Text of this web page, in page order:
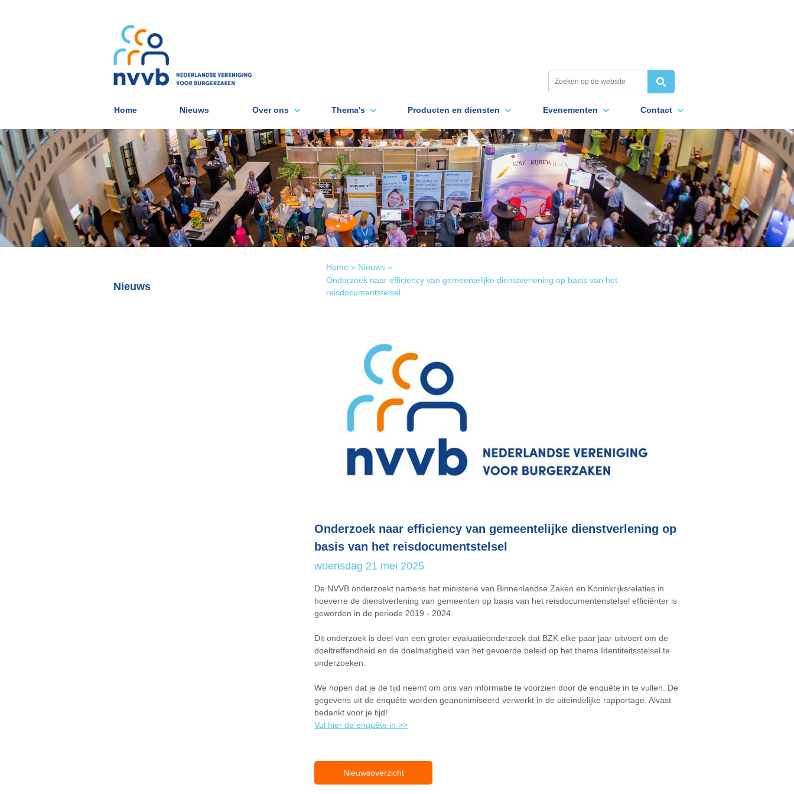
Home Nieuws Over ons Thema's Producten en diensten Evenementen Contact
Nieuws
Home » Nieuws »
Onderzoek naar efficiency van gemeentelijke dienstverlening op basis van het
reisdocumentstelsel
Onderzoek naar efficiency van gemeentelijke dienstverlening op
basis van het reisdocumentstelsel
woensdag 21 mei 2025
De NVVB onderzoekt namens het ministerie van Binnenlandse Zaken en Koninkrijksrelaties in
hoeverre de dienstverlening van gemeenten op basis van het reisdocumentenstelsel efficiënter is
geworden in de periode 2019 - 2024.
Dit onderzoek is deel van een groter evaluatieonderzoek dat BZK elke paar jaar uitvoert om de
doeltreffendheid en de doelmatigheid van het gevoerde beleid op het thema Identiteitsstelsel te
onderzoeken.
We hopen dat je de tijd neemt om ons van informatie te voorzien door de enquête in te vullen. De
gegevens uit de enquête worden geanonimiseerd verwerkt in de uiteindelijke rapportage. Alvast
bedankt voor je tijd!
Vul hier de enquête in >>
Nieuwsoverzicht